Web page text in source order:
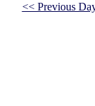
<< Previous